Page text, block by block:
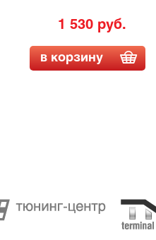
1 530 руб.
в корзину